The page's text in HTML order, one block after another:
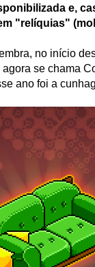
e,
"relíquias"
no início
se chama
ano foi a